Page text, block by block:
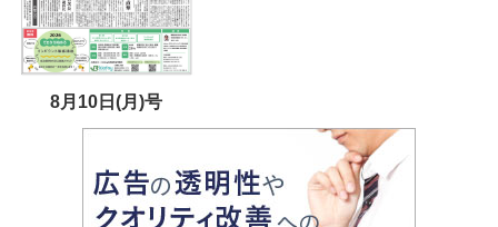
8月10日(月)号